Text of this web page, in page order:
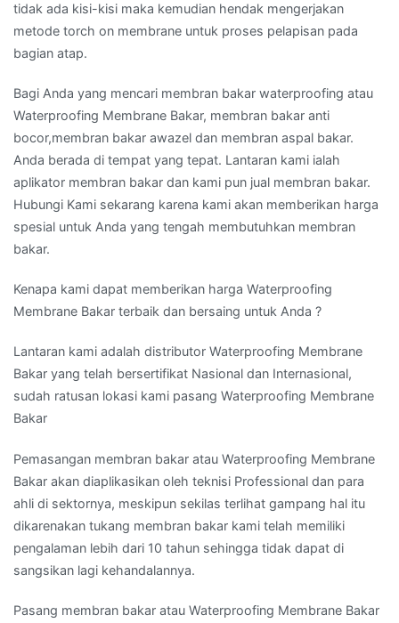
tidak ada kisi-kisi maka kemudian hendak mengerjakan
metode torch on membrane untuk proses pelapisan pada
bagian atap.
Bagi Anda yang mencari membran bakar waterproofing atau
Waterproofing Membrane Bakar, membran bakar anti
bocor,membran bakar awazel dan membran aspal bakar.
Anda berada di tempat yang tepat. Lantaran kami ialah
aplikator membran bakar dan kami pun jual membran bakar.
Hubungi Kami sekarang karena kami akan memberikan harga
spesial untuk Anda yang tengah membutuhkan membran
bakar.
Kenapa kami dapat memberikan harga Waterproofing
Membrane Bakar terbaik dan bersaing untuk Anda ?
Lantaran kami adalah distributor Waterproofing Membrane
Bakar yang telah bersertifikat Nasional dan Internasional,
sudah ratusan lokasi kami pasang Waterproofing Membrane
Bakar
Pemasangan membran bakar atau Waterproofing Membrane
Bakar akan diaplikasikan oleh teknisi Professional dan para
ahli di sektornya, meskipun sekilas terlihat gampang hal itu
dikarenakan tukang membran bakar kami telah memiliki
pengalaman lebih dari 10 tahun sehingga tidak dapat di
sangsikan lagi kehandalannya.
Pasang membran bakar atau Waterproofing Membrane Bakar